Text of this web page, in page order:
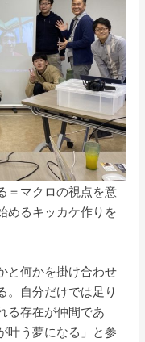
＝マクロの視点を意
めるキッカケ作りを
と何かを掛け合わせ
。自分だけでは足り
る存在が仲間であ
叶う夢になる」と参